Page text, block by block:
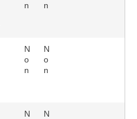
n
n
N
o
n
N
o
n
N
N